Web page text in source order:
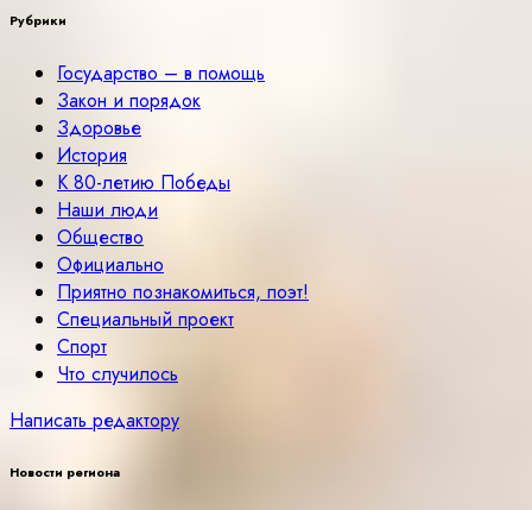
Рубрики
Государство – в помощь
Закон и порядок
Здоровье
История
К 80-летию Победы
Наши люди
Общество
Официально
Приятно познакомиться, поэт!
Специальный проект
Спорт
Что случилось
Написать редактору
Новости региона